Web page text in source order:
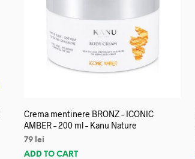
Crema mentinere BRONZ – ICONIC
AMBER – 200 ml – Kanu Nature
79 lei
ADD TO CART